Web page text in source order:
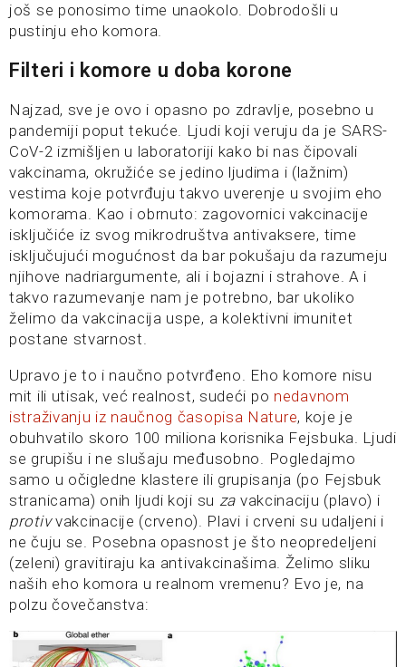
još se ponosimo time unaokolo. Dobrodošli u
pustinju eho komora.
Filteri i komore u doba korone
Najzad, sve je ovo i opasno po zdravlje, posebno u
pandemiji poput tekuće. Ljudi koji veruju da je SARS-
CoV-2 izmišljen u laboratoriji kako bi nas čipovali
vakcinama, okružiće se jedino ljudima i (lažnim)
vestima koje potvrđuju takvo uverenje u svojim eho
komorama. Kao i obrnuto: zagovornici vakcinacije
isključiće iz svog mikrodruštva antivaksere, time
isključujući mogućnost da bar pokušaju da razumeju
njihove nadriargumente, ali i bojazni i strahove. A i
takvo razumevanje nam je potrebno, bar ukoliko
želimo da vakcinacija uspe, a kolektivni imunitet
postane stvarnost.
Upravo je to i naučno potvrđeno. Eho komore nisu
mit ili utisak, već realnost, sudeći po nedavnom
istraživanju iz naučnog časopisa Nature, koje je
obuhvatilo skoro 100 miliona korisnika Fejsbuka. Ljudi
se grupišu i ne slušaju međusobno. Pogledajmo
samo u očigledne klastere ili grupisanja (po Fejsbuk
stranicama) onih ljudi koji su za vakcinaciju (plavo) i
protivvakcinacije (crveno). Plavi i crveni su udaljeni i
ne čuju se. Posebna opasnost je što neopredeljeni
(zeleni) gravitiraju ka antivakcinašima. Želimo sliku
naših eho komora u realnom vremenu? Evo je, na
polzu čovečanstva: